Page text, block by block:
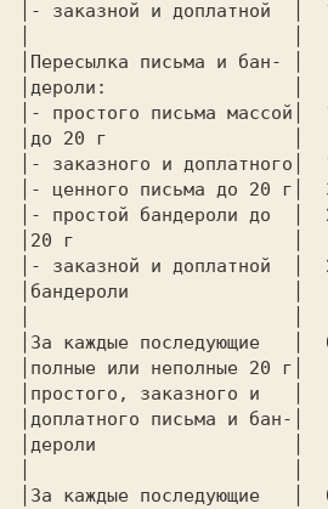
│- заказной и доплатной  │
│Пересылка письма и
│дероли:                 │
│- простого письма массой│
│до 20 г                 │
│- заказного и доплатного│
│- ценного письма до 20 г│
│- простой бандероли до  │
│20 г                    │
│- заказной и доплатной  │
│бандероли
│За каждые последующие   │
│полные или неполные 20
│простого, заказного и
│доплатного письма и
│дероли                  │
│За каждые последующие   │